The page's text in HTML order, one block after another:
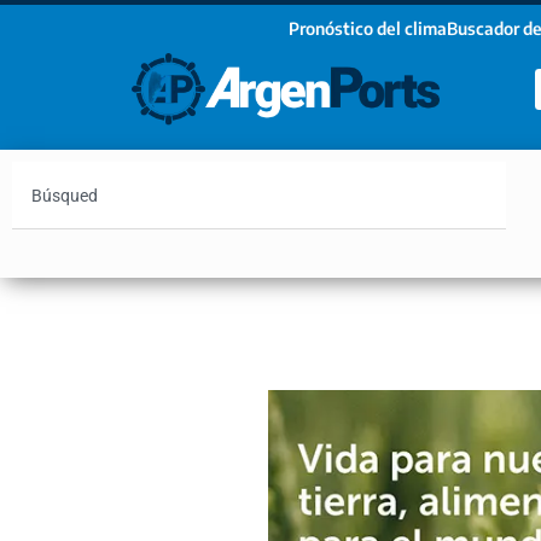
Pronóstico del climaBuscador
¡Sumate a nuestro Newsletter!
Email
Estoy de acuerdo con las condiciones y políticas